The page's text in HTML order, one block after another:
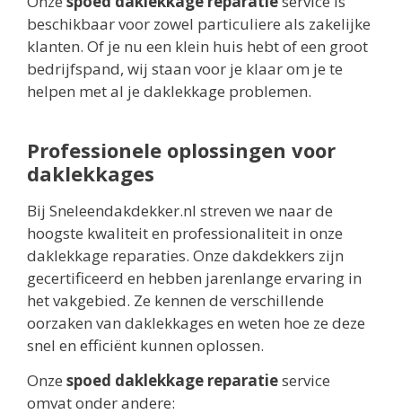
beschikbaar voor zowel particuliere als zakelijke
klanten. Of je nu een klein huis hebt of een groot
bedrijfspand, wij staan voor je klaar om je te
helpen met al je daklekkage problemen.
Professionele oplossingen voor
daklekkages
Bij Sneleendakdekker.nl streven we naar de
hoogste kwaliteit en professionaliteit in onze
daklekkage reparaties. Onze dakdekkers zijn
gecertificeerd en hebben jarenlange ervaring in
het vakgebied. Ze kennen de verschillende
oorzaken van daklekkages en weten hoe ze deze
snel en efficiënt kunnen oplossen.
Onze spoed daklekkage reparatieservice
omvat onder andere: